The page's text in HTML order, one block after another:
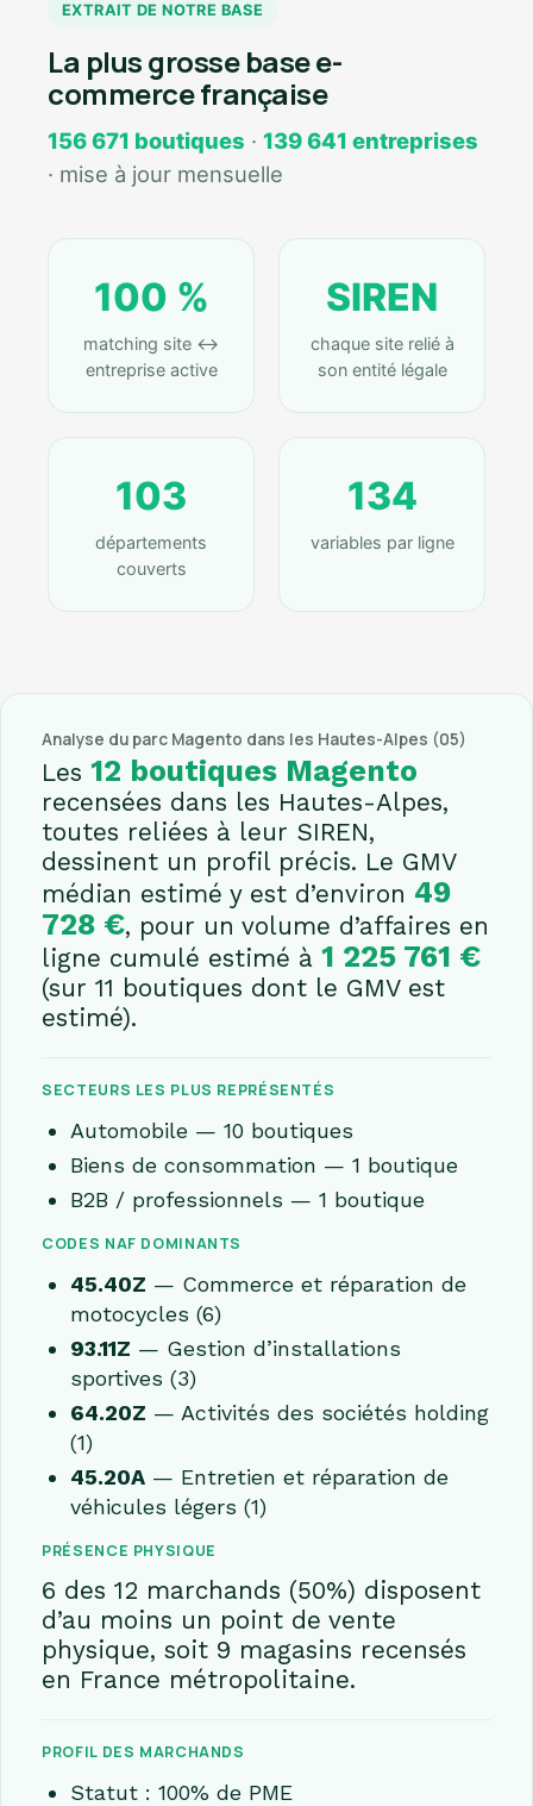
EXTRAIT DE NOTRE BASE
La plus grosse base e-
commerce française
156 671 boutiques · 139 641 entreprises
· mise à jour mensuelle
100 %
matching site ↔
entreprise active
SIREN
chaque site relié à
son entité légale
103
départements
couverts
134
variables par ligne
Analyse du parc Magento dans les Hautes-Alpes (05)
Les12 boutiques Magento
recensées dans les Hautes-Alpes,
toutes reliées à leur SIREN,
dessinent un profil précis. Le GMV
médian estimé y est d’environ 49
728 €, pour un volume d’affaires en
ligne cumulé estimé à1 225 761 €
(sur 11 boutiques dont le GMV est
estimé).
SECTEURS LES PLUS REPRÉSENTÉS
Automobile — 10 boutiques
Biens de consommation — 1 boutique
B2B / professionnels — 1 boutique
CODES NAF DOMINANTS
45.40Z — Commerce et réparation de
motocycles (6)
93.11Z — Gestion d’installations
sportives (3)
64.20Z — Activités des sociétés holding
(1)
45.20A — Entretien et réparation de
véhicules légers (1)
PRÉSENCE PHYSIQUE
6 des 12 marchands (50%) disposent
d’au moins un point de vente
physique, soit 9 magasins recensés
en France métropolitaine.
PROFIL DES MARCHANDS
Statut : 100% de PME